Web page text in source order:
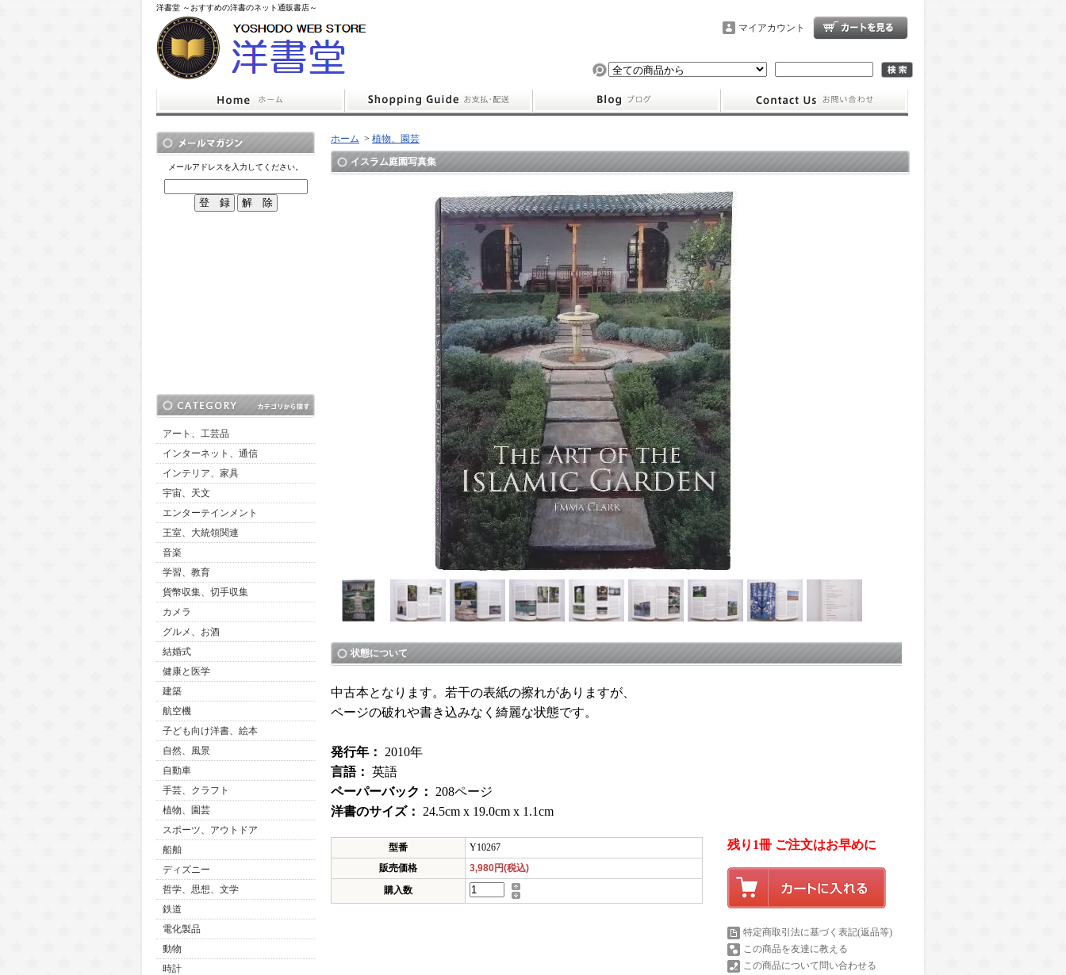
洋書堂 ～おすすめの洋書のネット通販書店～
マイアカウント
メールアドレスを入力してください。
アート、工芸品
インターネット、通信
インテリア、家具
宇宙、天文
エンターテインメント
王室、大統領関連
音楽
学習、教育
貨幣収集、切手収集
カメラ
グルメ、お酒
結婚式
健康と医学
建築
航空機
子ども向け洋書、絵本
自然、風景
自動車
手芸、クラフト
植物、園芸
スポーツ、アウトドア
船舶
ディズニー
哲学、思想、文学
鉄道
電化製品
動物
時計
ホーム > 植物、園芸
イスラム庭園写真集
状態について
中古本となります。若干の表紙の擦れがありますが、
ページの破れや書き込みなく綺麗な状態です。
発行年：
2010年
言語： 英語
ペーパーバック：
208ページ
洋書のサイズ：
24.5cm x 19.0cm x 1.1cm
型番
Y10267
販売価格
3,980円(税込)
購入数
残り1冊 ご注文はお早めに
特定商取引法に基づく表記(返品等)
この商品を友達に教える
この商品について問い合わせる